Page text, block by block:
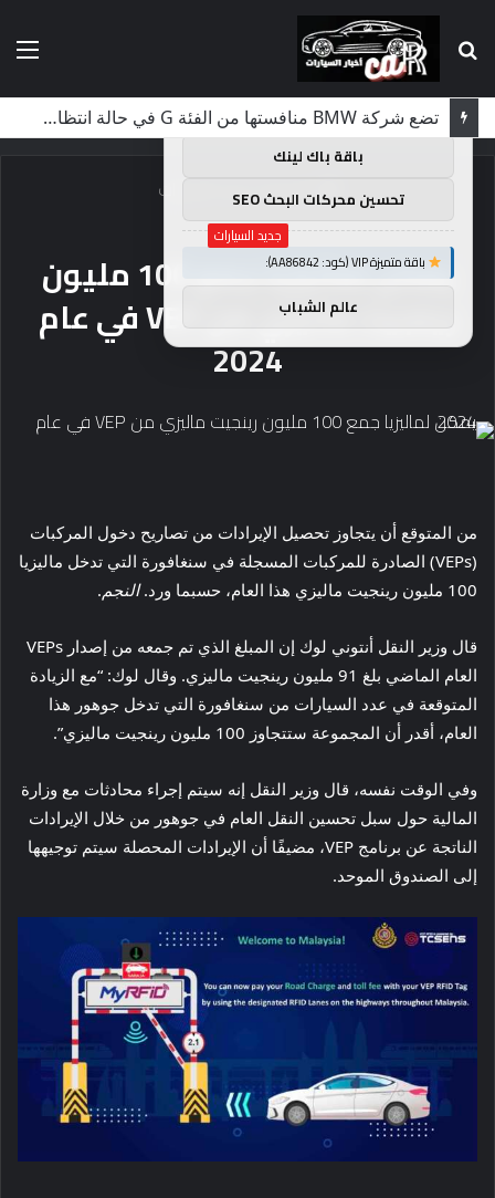
بحث
عن
لماذا تم منع النساء من المشاركة في لومان لعقود من الزمن؟
الرئيسية/جديد السيارات
جديد السيارات
يمكن لماليزيا جمع 100 مليون
رينجيت ماليزي من VEP في عام
2024
من المتوقع أن يتجاوز تحصيل الإيرادات من تصاريح دخول المركبات
(VEPs) الصادرة للمركبات المسجلة في سنغافورة التي تدخل ماليزيا
100 مليون رينجيت ماليزي هذا العام، حسبما ورد.
النجم.
قال وزير النقل أنتوني لوك إن المبلغ الذي تم جمعه من إصدار VEPs
العام الماضي بلغ 91 مليون رينجيت ماليزي. وقال لوك: “مع الزيادة
المتوقعة في عدد السيارات من سنغافورة التي تدخل جوهور هذا
العام، أقدر أن المجموعة ستتجاوز 100 مليون رينجيت ماليزي”.
وفي الوقت نفسه، قال وزير النقل إنه سيتم إجراء محادثات مع وزارة
المالية حول سبل تحسين النقل العام في جوهور من خلال الإيرادات
الناتجة عن برنامج VEP، مضيفًا أن الإيرادات المحصلة سيتم توجيهها
إلى الصندوق الموحد.
توصيات :
باقة متميزة VIP (كود: AA11138):
باقة باك لينك
تحسين محركات البحث SEO
باقة متميزة VIP (كود: AA86842):
عالم الشباب